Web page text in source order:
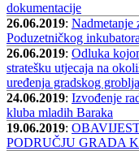
dokumentacije
26.06.2019: Nadmetanje
Poduzetničkog
26.06.2019: Odluka
stratešku utjecaja na
uređenja gradskog
24.06.2019: Izvođenje
kluba mladih Baraka
19.06.2019:
PODRUČJU GRADA